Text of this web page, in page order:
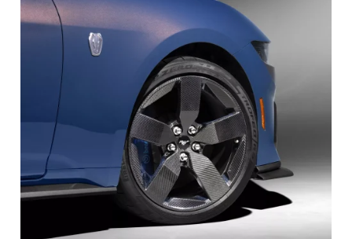
může
mít
karbonová
37
hmotnosti